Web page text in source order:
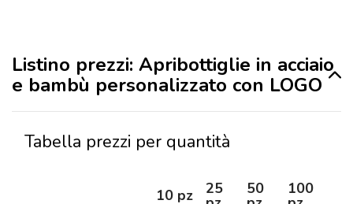
Listino prezzi: Apribottiglie in acciaio
e bambù personalizzato con LOGO
Tabella prezzi per quantità
10 pz 25 50 100